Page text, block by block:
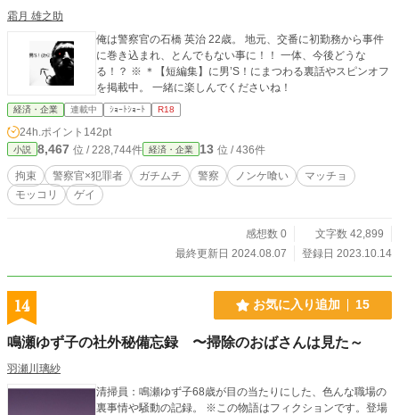
霜月 雄之助
俺は警察官の石橋 英治 22歳。 地元、交番に初勤務から事件
に巻き込まれ、とんでもない事に！！ 一体、今後どうな
る！？ ※ ＊【短編集】に男’S！にまつわる裏話やスピンオフ
を掲載中。 一緒に楽しんでくださいね！
経済・企業 連載中 ｼｮｰﾄｼｮｰﾄ R18
24h.ポイント 142pt
小説 8,467 位 / 228,744件 経済・企業 13 位 / 436件
拘束 警察官×犯罪者 ガチムチ 警察 ノンケ喰い
マッチョ
モッコリ
ゲイ
感想数 0
文字数 42,899
最終更新日 2024.08.07
登録日 2023.10.14
14 お気に入り追加 15
鳴瀬ゆず子の社外秘備忘録 〜掃除のおばさんは見た～
羽瀬川璃紗
清掃員：鳴瀬ゆず子68歳が目の当たりにした、色んな職場の
裏事情や騒動の記録。 ※この物語はフィクションです。登場